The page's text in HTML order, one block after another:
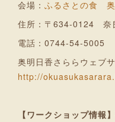
会場： ふるさとの食 奥
住所：〒634-0124 奈
電話：0744-54-5005
奥明日香さららウェブサ
http://
【ワークショップ情報】